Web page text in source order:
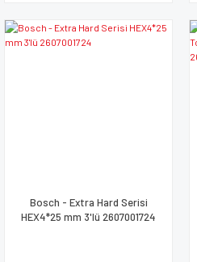
Bosch - Extra Hard Serisi
HEX4*25 mm 3'lü 2607001724